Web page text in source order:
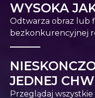
WYSOKA
Odtwarza obraz lub
bezkonkurencyjnej
JEDNEJ
Przeglądaj